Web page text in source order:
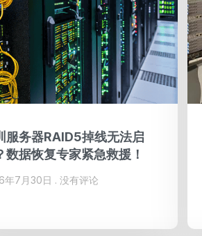
服务器RAID5掉线无法启
数据恢复专家紧急救援！
年7月30日 没有评论